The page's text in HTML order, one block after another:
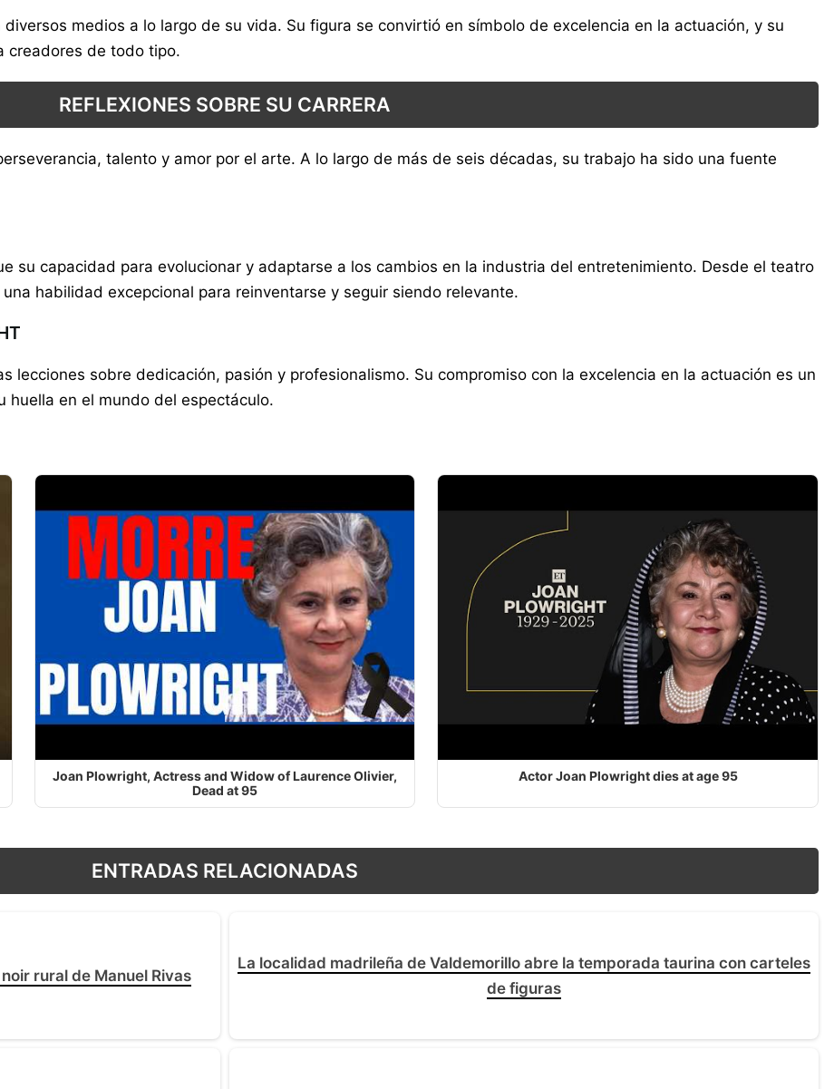
medios a lo largo de su vida. Su figura se convirtió en símbolo de excelencia en la actuación, y su
creadores de todo tipo.
REFLEXIONES SOBRE SU CARRERA
talento y amor por el arte. A lo largo de más de seis décadas, su trabajo ha sido una fuente
su capacidad para evolucionar y adaptarse a los cambios en la industria del entretenimiento. Desde el teatro
habilidad excepcional para reinventarse y seguir siendo relevante.
lecciones sobre dedicación, pasión y profesionalismo. Su compromiso con la excelencia en la actuación es un
huella en el mundo del espectáculo.
Joan Plowright, Actress and Widow of Laurence Olivier,
Dead at 95
Actor Joan Plowright dies at age 95
ENTRADAS RELACIONADAS
rural de Manuel Rivas
La localidad madrileña de Valdemorillo abre la temporada taurina con carteles
de figuras